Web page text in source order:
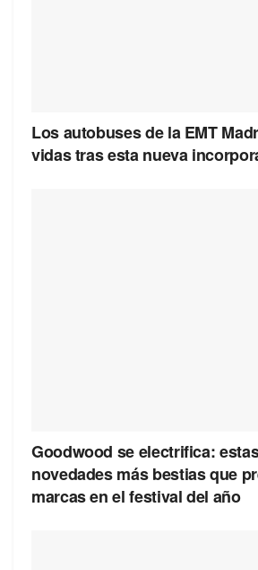
Los autobuses de la EMT
vidas tras esta nueva
Goodwood se electrifica:
novedades más bestias que
marcas en el festival del año